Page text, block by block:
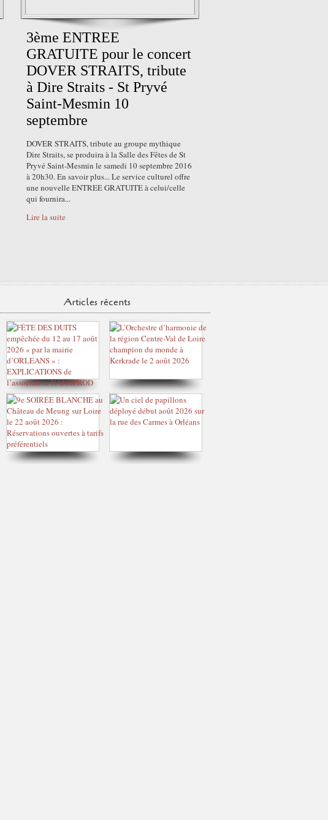
3ème ENTREE
GRATUITE pour le concert
DOVER STRAITS, tribute
à Dire Straits - St Pryvé
Saint-Mesmin 10
septembre
DOVER STRAITS, tribute au groupe mythique
Dire Straits, se produira à la Salle des Fêtes de St
Pryvé Saint-Mesmin le samedi 10 septembre 2016
à 20h30. En savoir plus... Le service culturel offre
une nouvelle ENTREE GRATUITE à celui/celle
qui fournira...
Lire la suite
Articles récents